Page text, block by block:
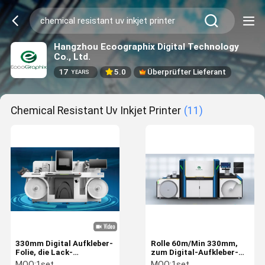
Hangzhou Ecoographix Digital Technology
Co., Ltd.
17 YEARS 5.0 Überprüfter Lieferant
Chemical Resistant Uv Inkjet Printer (11)
330mm Digital Aufkleber-
Folie, die Lack-
Tintenstrahl-Drucker
Rolle 60m/Min 330mm,
zum Digital-Aufkleber-
der UVtintenstrahl-